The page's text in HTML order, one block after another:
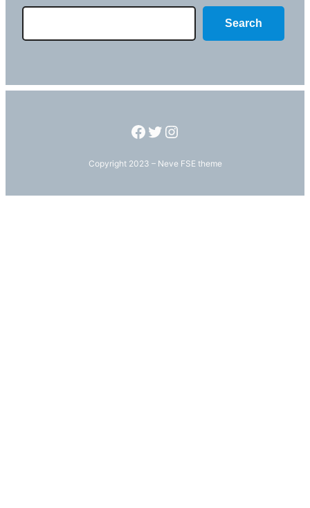
Search
Copyright 2023 – Neve FSE theme